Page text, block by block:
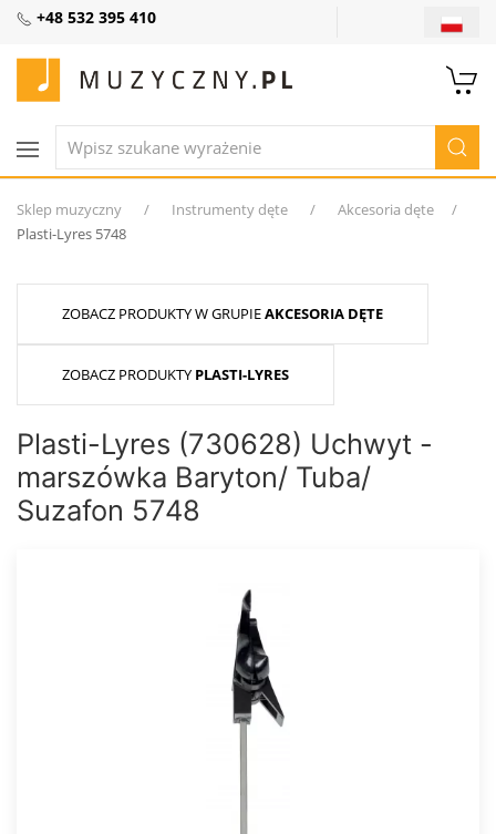
+48 532 395 410
Sklep muzyczny Instrumenty dęte
Akcesoria dęte
Plasti-Lyres 5748
ZOBACZ PRODUKTY W GRUPIEAKCESORIA DĘTE
ZOBACZ PRODUKTY PLASTI-LYRES
Plasti-Lyres (730628) Uchwyt -
marszówka Baryton/ Tuba/
Suzafon 5748